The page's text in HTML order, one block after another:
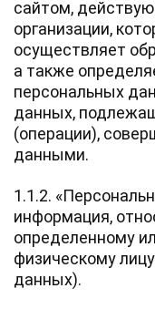
сайтом,
организации,
осуществляет
а также
персональных
данных,
(операции),
данными.
1.1.2.
информация,
определенному
физическому
данных).